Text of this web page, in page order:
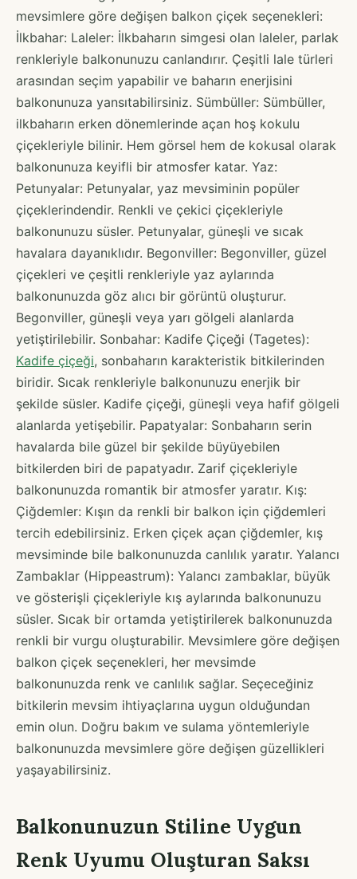
mevsimlere göre değişen balkon çiçek seçenekleri:
İlkbahar: Laleler: İlkbaharın simgesi olan laleler, parlak
renkleriyle balkonunuzu canlandırır. Çeşitli lale türleri
arasından seçim yapabilir ve baharın enerjisini
balkonunuza yansıtabilirsiniz. Sümbüller: Sümbüller,
ilkbaharın erken dönemlerinde açan hoş kokulu
çiçekleriyle bilinir. Hem görsel hem de kokusal olarak
balkonunuza keyifli bir atmosfer katar. Yaz:
Petunyalar: Petunyalar, yaz mevsiminin popüler
çiçeklerindendir. Renkli ve çekici çiçekleriyle
balkonunuzu süsler. Petunyalar, güneşli ve sıcak
havalara dayanıklıdır. Begonviller: Begonviller, güzel
çiçekleri ve çeşitli renkleriyle yaz aylarında
balkonunuzda göz alıcı bir görüntü oluşturur.
Begonviller, güneşli veya yarı gölgeli alanlarda
yetiştirilebilir. Sonbahar: Kadife Çiçeği (Tagetes):
Kadife çiçeği, sonbaharın karakteristik bitkilerinden
biridir. Sıcak renkleriyle balkonunuzu enerjik bir
şekilde süsler. Kadife çiçeği, güneşli veya hafif gölgeli
alanlarda yetişebilir. Papatyalar: Sonbaharın serin
havalarda bile güzel bir şekilde büyüyebilen
bitkilerden biri de papatyadır. Zarif çiçekleriyle
balkonunuzda romantik bir atmosfer yaratır. Kış:
Çiğdemler: Kışın da renkli bir balkon için çiğdemleri
tercih edebilirsiniz. Erken çiçek açan çiğdemler, kış
mevsiminde bile balkonunuzda canlılık yaratır. Yalancı
Zambaklar (Hippeastrum): Yalancı zambaklar, büyük
ve gösterişli çiçekleriyle kış aylarında balkonunuzu
süsler. Sıcak bir ortamda yetiştirilerek balkonunuzda
renkli bir vurgu oluşturabilir. Mevsimlere göre değişen
balkon çiçek seçenekleri, her mevsimde
balkonunuzda renk ve canlılık sağlar. Seçeceğiniz
bitkilerin mevsim ihtiyaçlarına uygun olduğundan
emin olun. Doğru bakım ve sulama yöntemleriyle
balkonunuzda mevsimlere göre değişen güzellikleri
yaşayabilirsiniz.
Balkonunuzun Stiline Uygun
Renk Uyumu Oluşturan Saksı